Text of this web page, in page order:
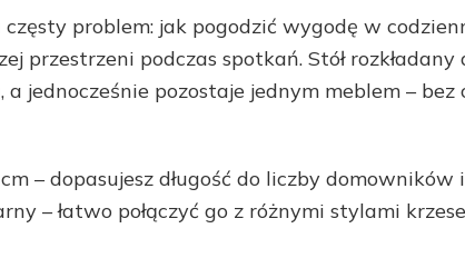
problem: jak pogodzić wygodę w
przestrzeni podczas spotkań. Stół rozkładany
jednocześnie pozostaje jednym meblem – bez
– dopasujesz długość do liczby domowników
– łatwo połączyć go z różnymi stylami